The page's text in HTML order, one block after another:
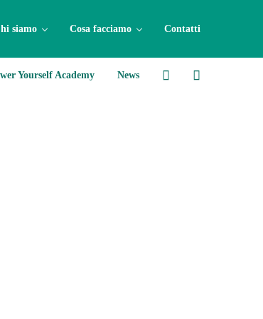
siamo Cosa facciamo Contatti
Yourself Academy News